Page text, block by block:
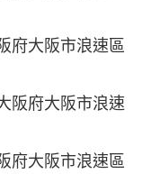
府大阪市浪速區
大阪府大阪市浪速
府大阪市浪速區